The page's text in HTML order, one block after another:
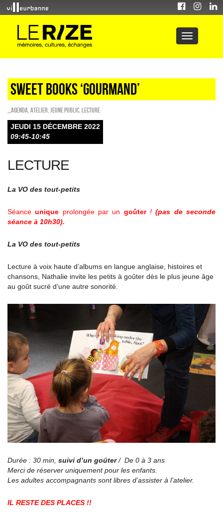
Sweet Books ‘GOURMAND’
_Agenda Atelier Jeune public Lecture
JEUDI 15 DÉCEMBRE 2022
09:45-10:45
LECTURE
La VO des tout-petits
Séanceunique prolongée par un goûter !(pas de seconde
séance à 10h30).
La VO des tout-petits
Lecture à voix haute d’albums en langue anglaise, histoires et
chansons, Nathalie invite les petits à goûter dès le plus jeune âge
au goût sucré d’une autre sonorité.
Durée : 30 min, suivi d’un goûter/ De 0 à 3 ans
Merci de réserver uniquement pour les enfants.
Les adultes accompagnants sont libres d’assister à l’atelier.
IL RESTE DES PLACES !!